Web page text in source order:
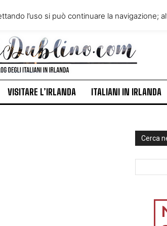
VIVERE IN IRLANDA
ITALIANI IN IRLANDA
NEWS
VISITARE L’IRLANDA ITALIANI IN IRLANDA
Cerca
l’uso si può continuare la navigazione;